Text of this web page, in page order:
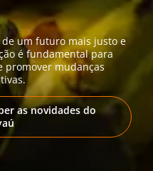
de um futuro mais justo e
é fundamental para
mudanças
as novidades do